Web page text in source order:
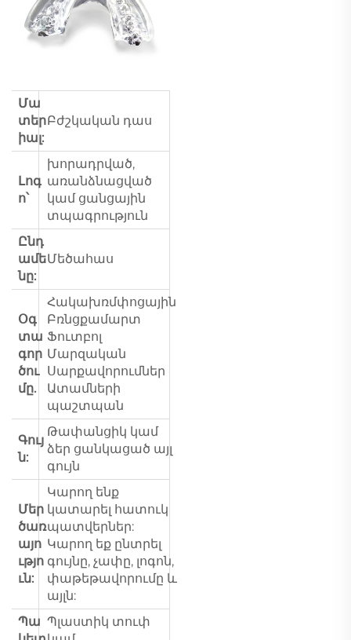
Մա
տեր
իալ:
Բժշկական դաս
Լոգ
ո՝
խորադրված,
առանձնացված
կամ ցանցային
տպագրություն
Ընդ
ամե
նը:
Մեծահաս
Օգ
տա
գոր
ծու
մը.
Հակախռմփոցային
Բռնցքամարտ
Ֆուտբոլ
Մարզական
Սարքավորումներ
Ատամների
պաշտպան
Գույ
ն:
Թափանցիկ կամ
ձեր ցանկացած այլ
գույն
Մեր
ծառ
այո
ւթյո
ւն:
Կարող ենք
կատարել հատուկ
պատվերներ:
Կարող եք ընտրել
գույնը, չափը, լոգոն,
փաթեթավորումը և
այլն:
Պա Պլաստիկ տուփ